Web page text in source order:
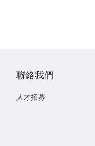
聯絡我們
人才招募